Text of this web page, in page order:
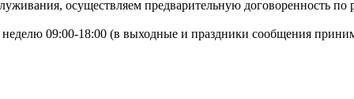
осуществляем предварительную договоренность
09:00-18:00 (в выходные и праздники сообщения